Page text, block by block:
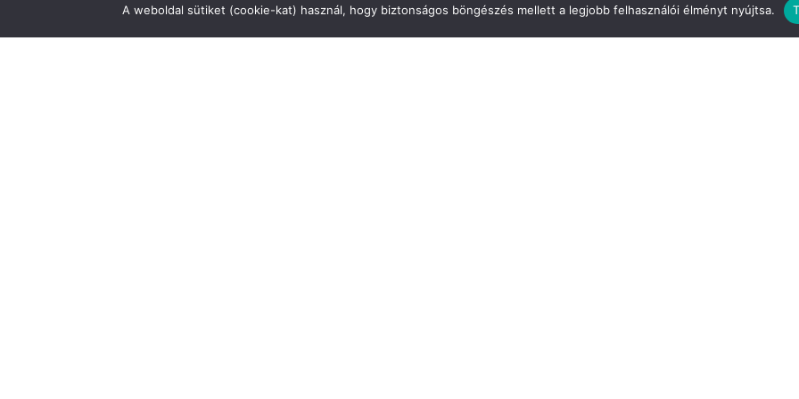
A weboldal sütiket (cookie-kat) használ, hogy biztonságos böngészés mellett a legjobb felhasználói élményt nyújtsa.